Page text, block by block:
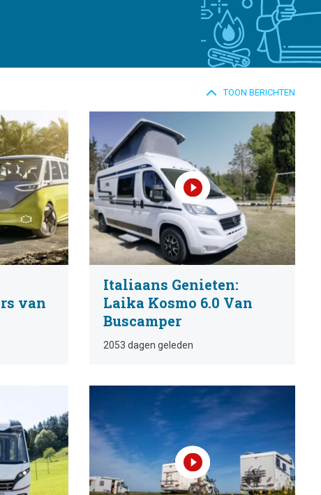
TOON BERICHTEN
van
Italiaans Genieten:
Laika Kosmo 6.0 Van
Buscamper
2053 dagen geleden